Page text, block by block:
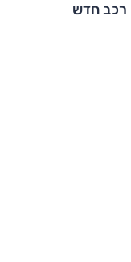
רכב חדש
והאצ'בק –
קורולה
לכל אחת שתי